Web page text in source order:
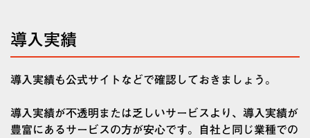
導入実績
導入実績も公式サイトなどで確認しておきましょう。
導入実績が不透明または乏しいサービスより、導入実績が
豊富にあるサービスの方が安心です。自社と同じ業種での